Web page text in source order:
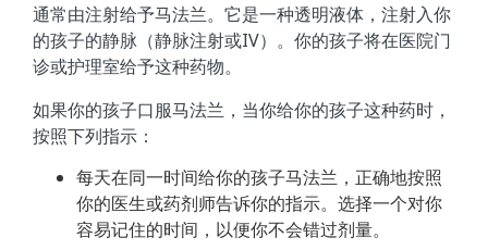
通常由注射给予马法兰。它是一种透明液体，注射入你
的孩子的静脉（静脉注射或IV）。你的孩子将在医院门
诊或护理室给予这种药物。
如果你的孩子口服马法兰，当你给你的孩子这种药时，
按照下列指示：
每天在同一时间给你的孩子马法兰，正确地按照
你的医生或药剂师告诉你的指示。选择一个对你
容易记住的时间，以便你不会错过剂量。